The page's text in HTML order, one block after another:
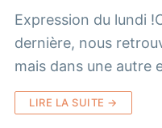
Expression du lundi
dernière, nous
mais dans une autre
LIRE LA SUITE →